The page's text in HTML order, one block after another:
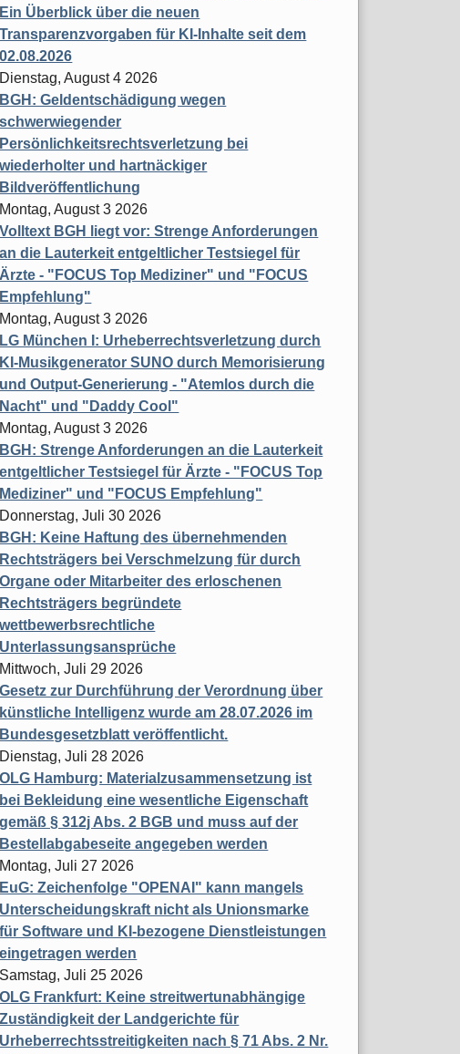
Ein Überblick über die neuen
Transparenzvorgaben für KI-Inhalte seit dem
02.08.2026
Dienstag, August 4 2026
BGH: Geldentschädigung wegen
schwerwiegender
Persönlichkeitsrechtsverletzung bei
wiederholter und hartnäckiger
Bildveröffentlichung
Montag, August 3 2026
Volltext BGH liegt vor: Strenge Anforderungen
an die Lauterkeit entgeltlicher Testsiegel für
Ärzte - "FOCUS Top Mediziner" und "FOCUS
Empfehlung"
Montag, August 3 2026
LG München I: Urheberrechtsverletzung durch
KI-Musikgenerator SUNO durch Memorisierung
und Output-Generierung - "Atemlos durch die
Nacht" und "Daddy Cool"
Montag, August 3 2026
BGH: Strenge Anforderungen an die Lauterkeit
entgeltlicher Testsiegel für Ärzte - "FOCUS Top
Mediziner" und "FOCUS Empfehlung"
Donnerstag, Juli 30 2026
BGH: Keine Haftung des übernehmenden
Rechtsträgers bei Verschmelzung für durch
Organe oder Mitarbeiter des erloschenen
Rechtsträgers begründete
wettbewerbsrechtliche
Unterlassungsansprüche
Mittwoch, Juli 29 2026
Gesetz zur Durchführung der Verordnung über
künstliche Intelligenz wurde am 28.07.2026 im
Bundesgesetzblatt veröffentlicht.
Dienstag, Juli 28 2026
OLG Hamburg: Materialzusammensetzung ist
bei Bekleidung eine wesentliche Eigenschaft
gemäß § 312j Abs. 2 BGB und muss auf der
Bestellabgabeseite angegeben werden
Montag, Juli 27 2026
EuG: Zeichenfolge "OPENAI" kann mangels
Unterscheidungskraft nicht als Unionsmarke
für Software und KI-bezogene Dienstleistungen
eingetragen werden
Samstag, Juli 25 2026
OLG Frankfurt: Keine streitwertunabhängige
Zuständigkeit der Landgerichte für
Urheberrechtsstreitigkeiten nach § 71 Abs. 2 Nr.